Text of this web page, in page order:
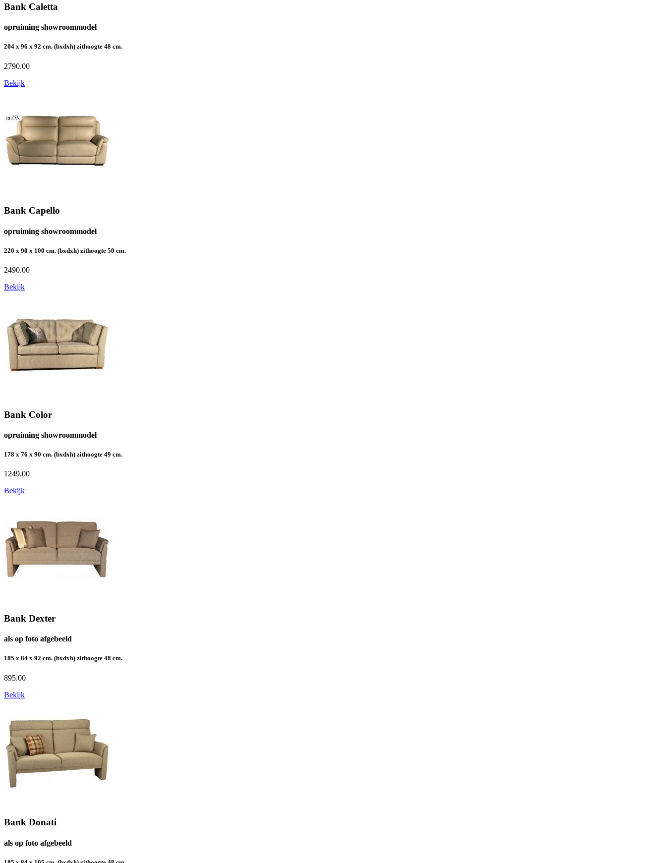
Bank Caletta
opruiming showroommodel
204 x 96 x 92 cm. (bxdxh) zithoogte 48 cm.
2790.00
Bekijk
Bank Capello
opruiming showroommodel
220 x 90 x 100 cm. (bxdxh) zithoogte 50 cm.
2490.00
Bekijk
Bank Color
opruiming showroommodel
178 x 76 x 90 cm. (bxdxh) zithoogte 49 cm.
1249.00
Bekijk
Bank Dexter
als op foto afgebeeld
185 x 84 x 92 cm. (bxdxh) zithoogte 48 cm.
895.00
Bekijk
Bank Donati
als op foto afgebeeld